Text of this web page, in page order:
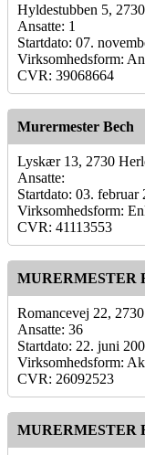
Hyldestubben 5,
Ansatte: 1
Startdato: 07.
Virksomhedsform:
CVR: 39068664
Murermester Bech
Lyskær 13, 2730
Ansatte:
Startdato: 03. februar
Virksomhedsform:
CVR: 41113553
MURERMESTER
Romancevej 22,
Ansatte: 36
Startdato: 22. juni
Virksomhedsform:
CVR: 26092523
MURERMESTER